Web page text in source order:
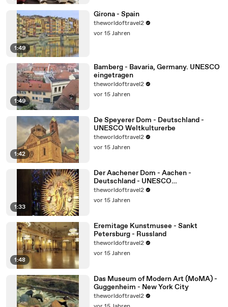
1:49
Girona - Spain
theworldoftravel2
vor 15 Jahren
1:49
Bamberg - Bavaria, Germany. UNESCO
eingetragen
theworldoftravel2
vor 15 Jahren
1:42
De Speyerer Dom - Deutschland -
UNESCO Weltkulturerbe
theworldoftravel2
vor 15 Jahren
1:33
Der Aachener Dom - Aachen -
Deutschland - UNESCO
Weltkulturerbe
theworldoftravel2
vor 15 Jahren
1:48
Eremitage Kunstmusee - Sankt
Petersburg - Russland
theworldoftravel2
vor 15 Jahren
Das Museum of Modern Art (MoMA) -
Guggenheim - New York City
theworldoftravel2